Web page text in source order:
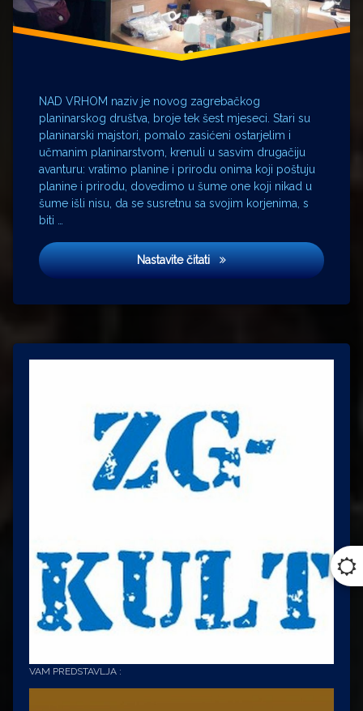
NAD VRHOM naziv je novog zagrebačkog
planinarskog društva, broje tek šest mjeseci. Stari su
planinarski majstori, pomalo zasićeni ostarjelim i
učmanim planinarstvom, krenuli u sasvim drugačiju
avanturu: vratimo planine i prirodu onima koji poštuju
planine i prirodu, dovedimo u šume one koji nikad u
šume išli nisu, da se susretnu sa svojim korjenima, s
biti …
Nastavite čitatiNada Rocco i stari
VAM PREDSTAVLJA :